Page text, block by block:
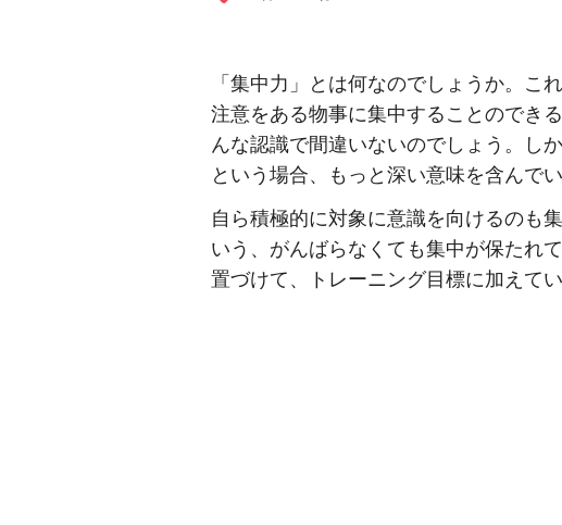
「集中力」とは何なのでしょうか。こ
注意をある物事に集中することのでき
んな認識で間違いないのでしょう。し
という場合、もっと深い意味を含んでい
自ら積極的に対象に意識を向けるのも
いう、がんばらなくても集中が保たれ
置づけて、トレーニング目標に加えてい